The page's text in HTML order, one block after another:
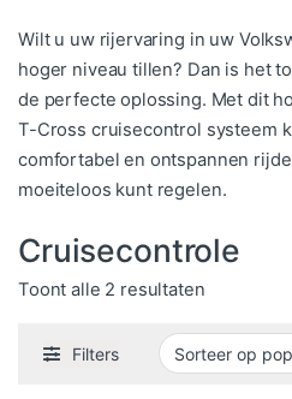
Wilt u uw rijervaring in uw
hoger niveau tillen? Dan is het
de perfecte oplossing. Met dit
T-Cross cruisecontrol systeem
comfortabel en ontspannen
moeiteloos kunt regelen.
Cruisecontrole
Toont alle 2 resultaten
Filters